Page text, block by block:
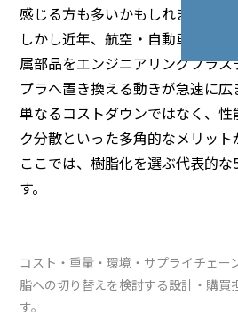
感じる方も多いかもしれません。
しかし近年、航空・自動車・産
属部品をエンジニアリングプラ
プラへ置き換える動きが急速に広
単なるコストダウンではなく、
ク分散といった多角的なメリット
ここでは、樹脂化を選ぶ代表的
す。
コスト・重量・環境・サプライチェー
脂への切り替えを検討する設計・購買
す。